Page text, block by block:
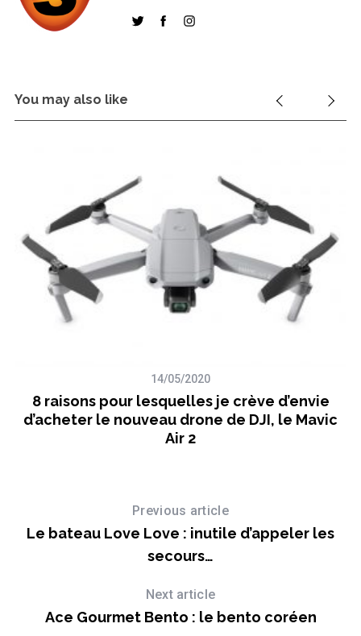
You may also like
14/05/2020
8 raisons pour lesquelles je crève d’envie
d’acheter le nouveau drone de DJI, le Mavic
Air 2
Previous article
Le bateau Love Love : inutile d’appeler les
secours…
Next article
Ace Gourmet Bento : le bento coréen
h
o
r
: